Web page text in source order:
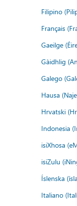
Filipino
Français
Gaeilge
Gàidhlig
Galego
Hausa
Hrvatski
Indonesia
isiXhosa
isiZulu
Íslenska
Italiano